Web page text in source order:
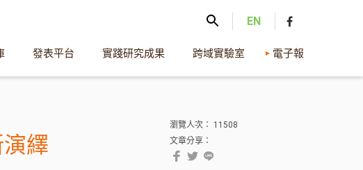
發表平台 實踐研究成果 跨域實驗室 電子報
EN
瀏覽人次： 11508
文章分享：
繹